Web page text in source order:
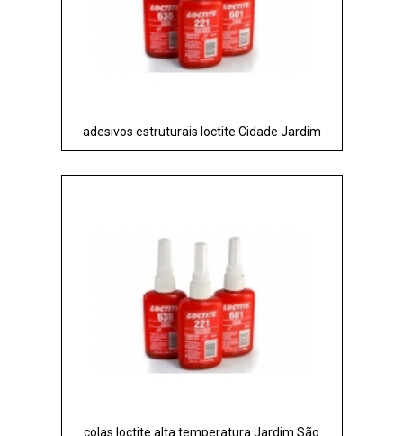
adesivos estruturais loctite Cidade Jardim
colas loctite alta temperatura Jardim São